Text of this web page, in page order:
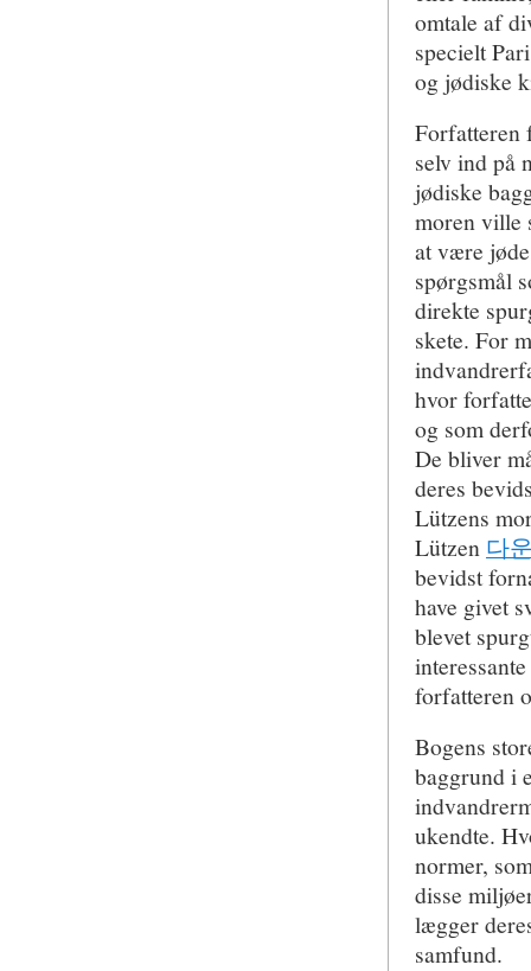
omtale af
specielt
og jødiske
Forfatteren
selv ind på
jødiske
moren ville
at være
spørgsmål
direkte
skete. For
hvor
og som
De bliver
deres
Lützens
Lützen 다
bevidst
have givet
blevet
forfatteren
Bogens
baggrund i
ukendte.
normer,
disse
lægger
samfund.